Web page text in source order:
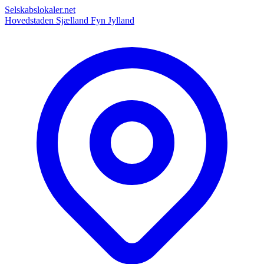
Selskabslokaler.net
Hovedstaden Sjælland Fyn Jylland